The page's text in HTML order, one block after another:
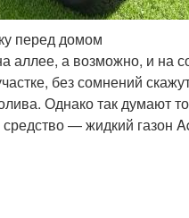
перед домом
а возможно, и на
без сомнений
Однако так думают
— жидкий газон